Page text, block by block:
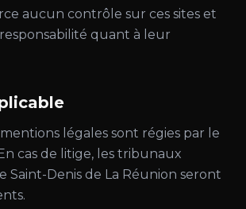
aucun contrôle sur ces sites et
quant à leur
légales sont régies par le
cas de litige, les tribunaux
Saint-Denis de La Réunion seront